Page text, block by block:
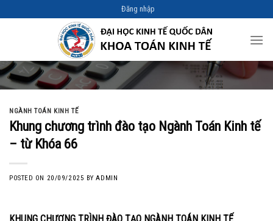
to
Đăng nhập
NGÀNH TOÁN KINH TẾ
Khung chương trình đào tạo Ngành Toán Kinh tế
– từ Khóa 66
POSTED ON 20/09/2025 BYADMIN